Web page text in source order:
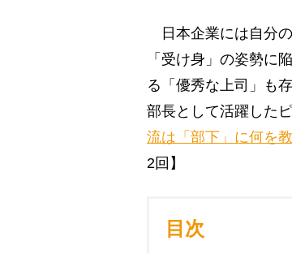
日本企業には自分
「受け身」の姿勢に
る「優秀な上司」も
部長として活躍した
流は「部下」に何を
2回】
目次